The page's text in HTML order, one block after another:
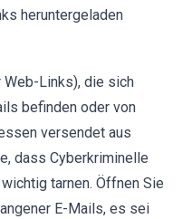
heruntergeladen
Web-Links), die sich
befinden oder von
versendet aus
dass Cyberkriminelle
tarnen. Öffnen Sie
E-Mails, es sei